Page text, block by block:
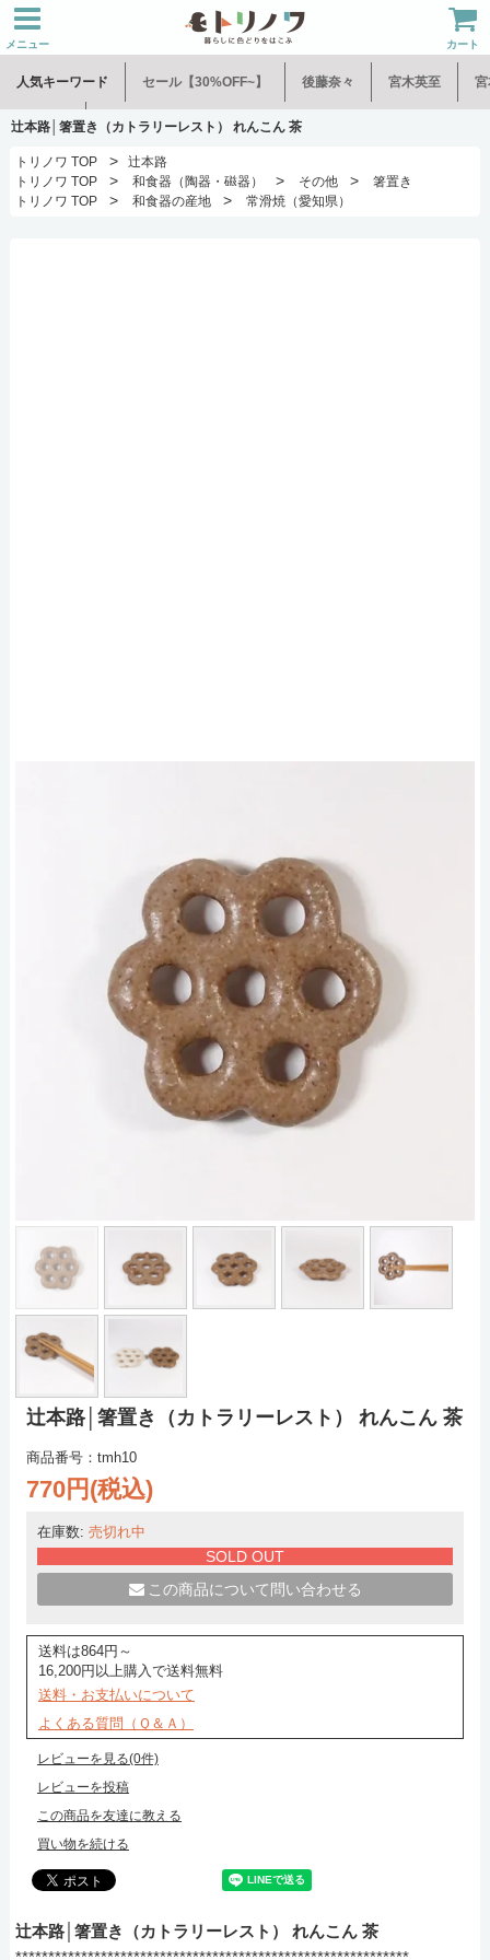
メニュー カート
人気キーワード セール【30%OFF~】 後藤奈々 宮木英至 宮
水谷和音 児玉修治
辻本路│箸置き（カトラリーレスト） れんこん 茶
トリノワ TOP >
辻本路
トリノワ TOP
> 和食器（陶器・磁器） > その他 >
箸置き
トリノワ TOP
> 和食器の産地 > 常滑焼（愛知県）
辻本路│箸置き（カトラリーレスト） れんこん 茶
商品番号：tmh10
770円(税込)
在庫数: 売切れ中
SOLD OUT
この商品について問い合わせる
送料は864円～
16,200円以上購入で送料無料
送料・お支払いについて
よくある質問（Ｑ＆Ａ）
レビューを見る(0件)
レビューを投稿
この商品を友達に教える
買い物を続ける
辻本路│箸置き（カトラリーレスト） れんこん 茶